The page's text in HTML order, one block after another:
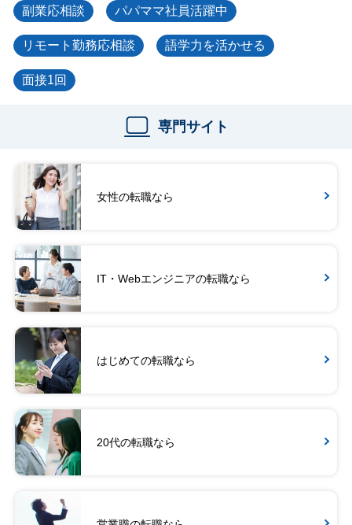
副業応相談 パパママ社員活躍中
リモート勤務応相談 語学力を活かせる
面接1回
専門サイト
女性の転職なら
IT・Webエンジニアの転職なら
はじめての転職なら
20代の転職なら